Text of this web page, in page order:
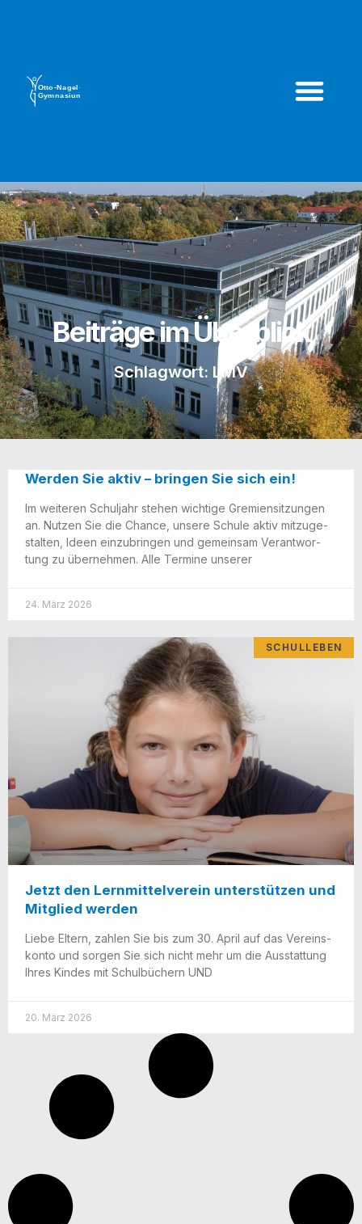
Beiträge im Überblick
Schlagwort: LMV
Werden Sie aktiv – bringen Sie sich ein!
Im wei­te­ren Schul­jahr ste­hen wich­ti­ge Gre­mi­en­sit­zun­gen
an. Nut­zen Sie die Chan­ce, unse­re Schu­le aktiv mit­zu­ge­
stal­ten, Ideen ein­zu­brin­gen und gemein­sam Ver­ant­wor­
tung zu über­neh­men. Alle Ter­mi­ne unserer
24. März 2026
SCHULLEBEN
Jetzt den Lernmittelverein unterstützen und
Mitglied werden
Lie­be Eltern, zah­len Sie bis zum 30. April auf das Ver­eins­
kon­to und sor­gen Sie sich nicht mehr um die Aus­stat­tung
Ihres Kin­des mit Schul­bü­chern UND
20. März 2026